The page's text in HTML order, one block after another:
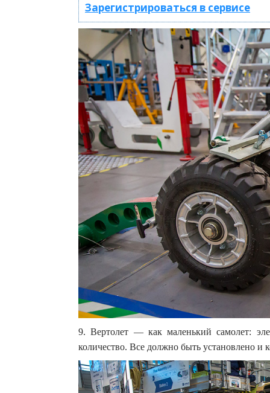
Зарегистрироваться в сервисе
9. Вертолет — как маленький самолет:
количество. Все должно быть установлено и